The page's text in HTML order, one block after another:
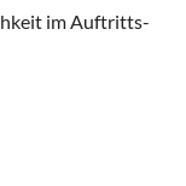
im Auftritts-